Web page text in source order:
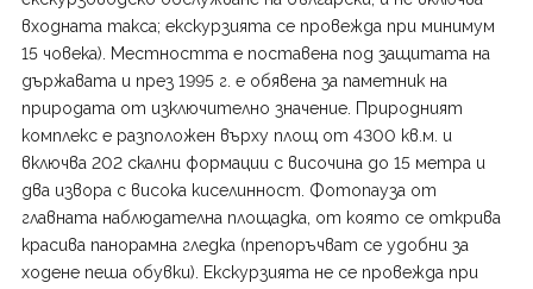
входната такса; екскурзията се провежда при минимум
15 човека). Местността е поставена под защитата на
държавата и през 1995 г. е обявена за паметник на
природата от изключително значение. Природният
комплекс е разположен върху площ от 4300 кв.м. и
включва 202 скални формации с височина до 15 метра и
два извора с висока киселинност. Фотопауза от
главната наблюдателна площадка, от която се открива
красива панорамна гледка (препоръчват се удобни за
ходене пеша обувки). Екскурзията не се провежда при